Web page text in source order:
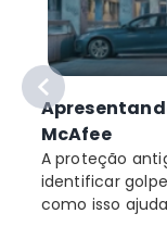
McAfee
A proteção
identificar
como isso